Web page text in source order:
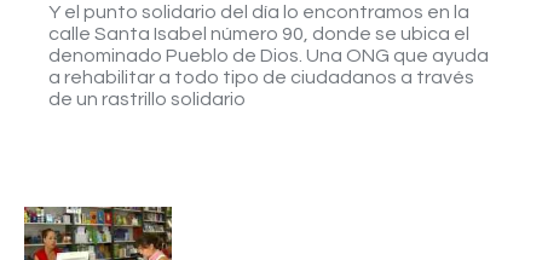
Y el punto solidario del día lo encontramos en la
calle Santa Isabel número 90, donde se ubica el
denominado Pueblo de Dios. Una ONG que ayuda
a rehabilitar a todo tipo de ciudadanos a través
de un rastrillo solidario